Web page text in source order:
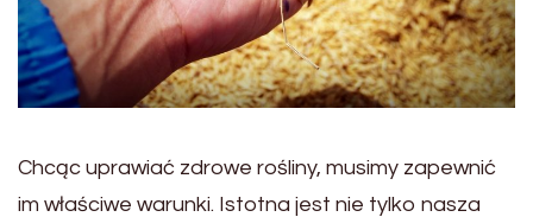
Chcąc uprawiać zdrowe rośliny, musimy zapewnić
im właściwe warunki. Istotna jest nie tylko nasza